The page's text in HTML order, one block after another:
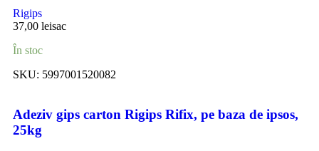
Rigips
37,00 leisac
În stoc
SKU: 5997001520082
Adeziv gips carton Rigips Rifix, pe baza de ipsos,
25kg